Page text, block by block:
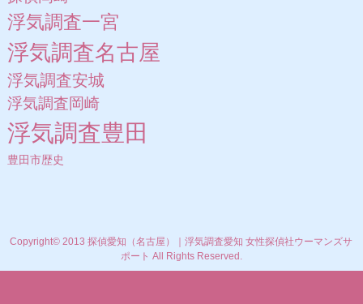
浮気調査一宮
浮気調査名古屋
浮気調査安城
浮気調査岡崎
浮気調査豊田
豊田市歴史
Copyright© 2013 探偵愛知（名古屋）｜浮気調査愛知 女性探偵社ウーマンズサ
ポート All Rights Reserved.